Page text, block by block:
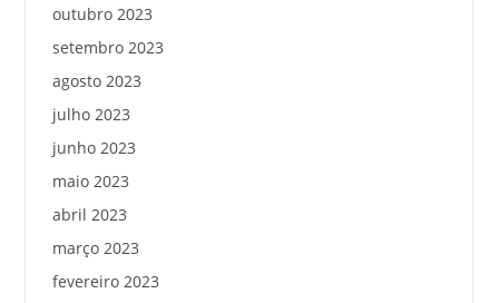
outubro 2023
setembro 2023
agosto 2023
julho 2023
junho 2023
maio 2023
abril 2023
março 2023
fevereiro 2023